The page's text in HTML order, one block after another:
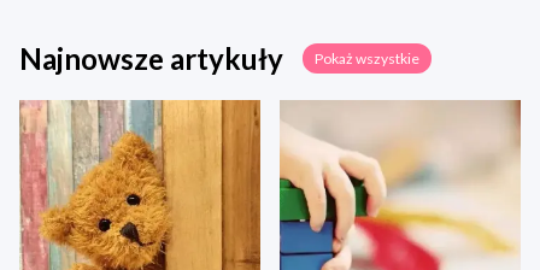
Najnowsze artykuły Pokaż wszystkie